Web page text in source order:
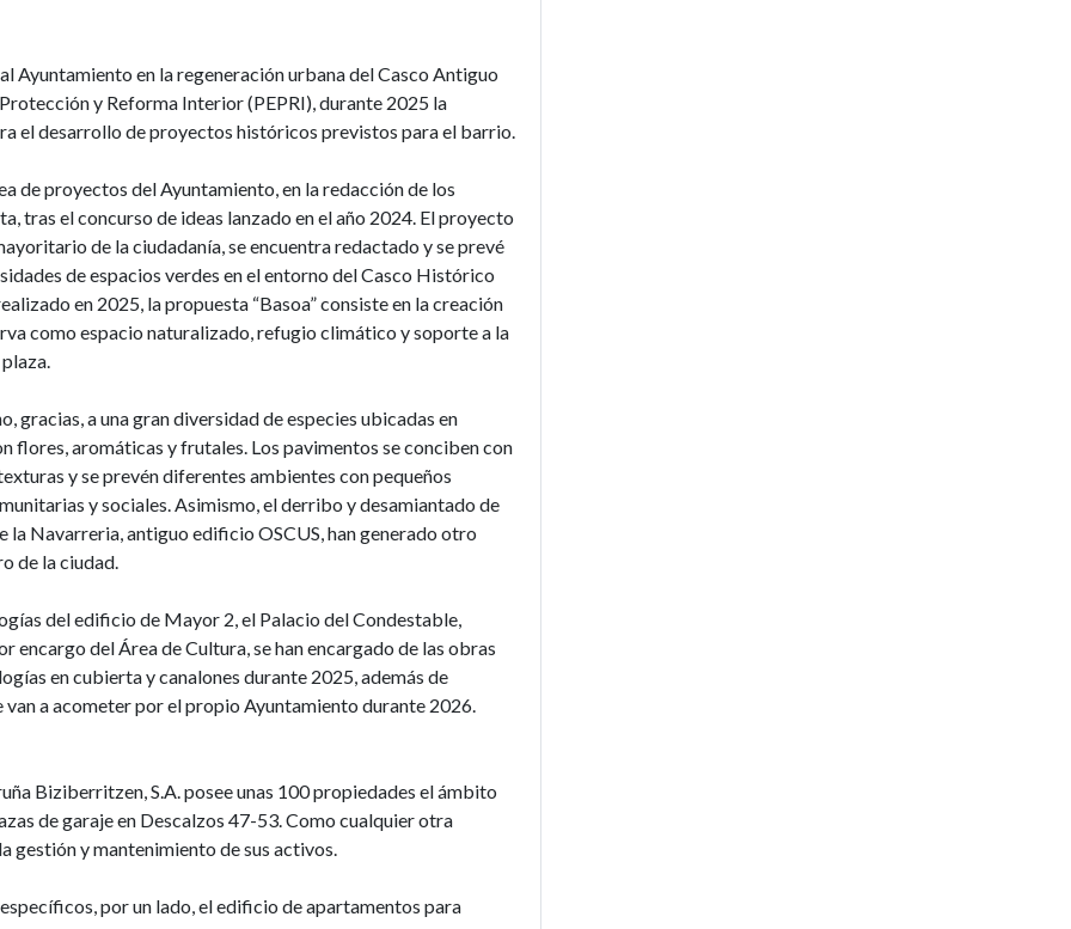
Ayuntamiento en la regeneración urbana del Casco Antiguo
y Reforma Interior (PEPRI), durante 2025 la
el desarrollo de proyectos históricos previstos para el barrio.
de proyectos del Ayuntamiento, en la redacción de los
tras el concurso de ideas lanzado en el año 2024. El proyecto
de la ciudadanía, se encuentra redactado y se prevé
de espacios verdes en el entorno del Casco Histórico
en 2025, la propuesta “Basoa” consiste en la creación
como espacio naturalizado, refugio climático y soporte a la
gracias, a una gran diversidad de especies ubicadas en
flores, aromáticas y frutales. Los pavimentos se conciben con
y se prevén diferentes ambientes con pequeños
y sociales. Asimismo, el derribo y desamiantado de
la Navarreria, antiguo edificio OSCUS, han generado otro
de la ciudad.
del edificio de Mayor 2, el Palacio del Condestable,
encargo del Área de Cultura, se han encargado de las obras
en cubierta y canalones durante 2025, además de
a acometer por el propio Ayuntamiento durante 2026.
Biziberritzen, S.A. posee unas 100 propiedades el ámbito
de garaje en Descalzos 47-53. Como cualquier otra
gestión y mantenimiento de sus activos.
por un lado, el edificio de apartamentos para